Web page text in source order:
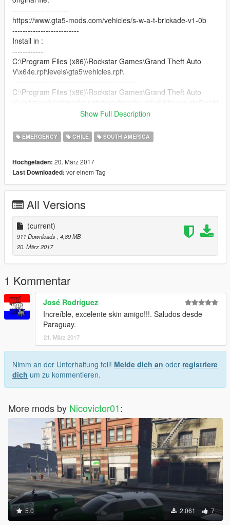
----------------------
https://www.gta5-mods.com/vehicles/s-w-a-t-brickade-v1-0b
--------------------------
Install in :
------------
C:\Program Files (x86)\Rockstar Games\Grand Theft Auto
V\x64e.rpf\levels\gta5\vehicles.rpf\
-------------------------------------------------
C:\Program Files (x86)\Rockstar Games\Grand Theft Auto
Saludos ;)
Show Full Description
EMERGENCY CHILE SOUTH AMERICA
Hochgeladen: 20. März 2017
Last Downloaded: vor einem Tag
All Versions
(current)
911 Downloads , 4,89 MB
20. März 2017
1 Kommentar
José Rodríguez
Increíble, excelente skin amigo!!!. Saludos desde
Paraguay.
21. März 2017
Nimm an der Unterhaltung teil! Melde dich an oder registriere
dich um zu kommentieren.
More mods by Nicovictor01:
5.0 2.061 7